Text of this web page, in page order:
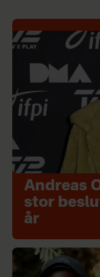
Andreas
stor
år